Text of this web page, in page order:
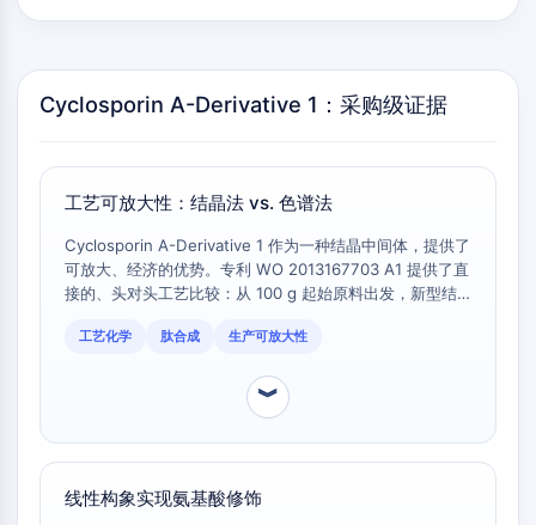
肽-药物共轭物
放射性核素-药物偶联物
ADC载荷
表观遗传学
表观遗传学
脱氧核糖核酸甲基化
非编码RNA
表观遗传阅读器结构域
丝裂原活化蛋白激酶/细胞外信号调节激酶通
丝裂原活化蛋白激酶/细胞外信号调节激酶通
Cyclosporin A-Derivative 1：采购级证据
工艺可放大性：结晶法 vs. 色谱法
Cyclosporin A-Derivative 1 作为一种结晶中间体，提供了
可放大、经济的优势。专利 WO 2013167703 A1 提供了直
接的、头对头工艺比较：从 100 g 起始原料出发，新型结
Derivative 1 HBF4 盐），纯度 >92% [1]。与之形成鲜明
胶色谱，该专利明确指出此工艺存在'总收率中等'且在工业
规模上'色谱步骤成本极高'的问题 [1]。
工艺化学 肽合成 生产可放大性
︾
线性构象实现氨基酸修饰